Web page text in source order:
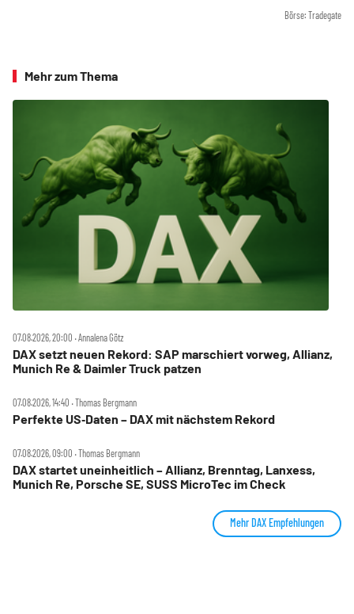
Börse: Tradegate
Mehr zum Thema
07.08.2026, 20:00 ‧ Annalena Götz
DAX setzt neuen Rekord: SAP marschiert vorweg, Allianz,
Munich Re & Daimler Truck patzen
07.08.2026, 14:40 ‧ Thomas Bergmann
Perfekte US‑Daten – DAX mit nächstem Rekord
07.08.2026, 09:00 ‧ Thomas Bergmann
DAX startet uneinheitlich – Allianz, Brenntag, Lanxess,
Munich Re, Porsche SE, SUSS MicroTec im Check
Mehr DAX Empfehlungen